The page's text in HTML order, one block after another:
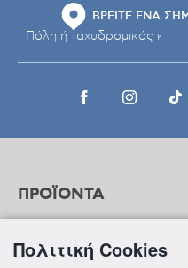
ΒΡΕΙΤΕ ΕΝΑ
ΠΡΟΪΟΝΤΑ
Πολιτική Cookies